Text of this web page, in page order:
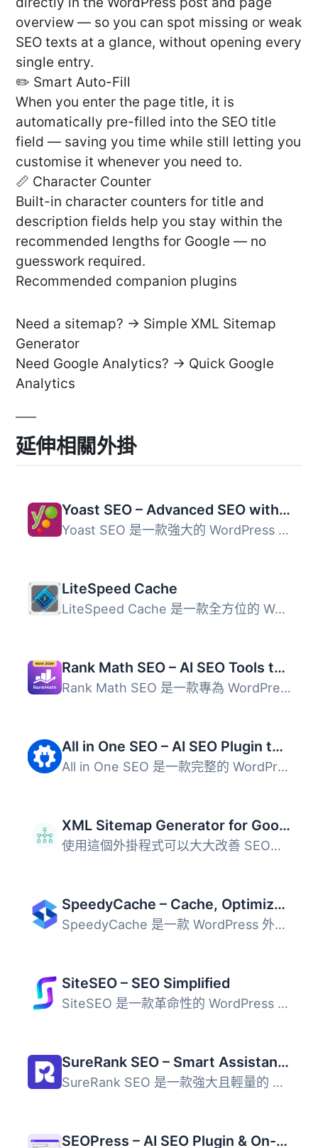
overview — so you can spot missing or weak
SEO texts at a glance, without opening every
single entry.
✏️ Smart Auto-Fill
When you enter the page title, it is
automatically pre-filled into the SEO title
field — saving you time while still letting you
customise it whenever you need to.
📏 Character Counter
Built-in character counters for title and
description fields help you stay within the
recommended lengths for Google — no
guesswork required.
Recommended companion plugins
Need a sitemap? → Simple XML Sitemap
Generator
Need Google Analytics? → Quick Google
Analytics
延伸相關外掛
Yoast SEO – Advanced SEO with real-time guidance and built-in AI
Yoast SEO 是一款強大的 WordPress 外掛，提供即時 SEO 指導...
LiteSpeed Cache
LiteSpeed Cache 是一款全方位的 WordPress 網站加速外掛，提...
Rank Math SEO – AI SEO Tools to Dominate SEO Rankings
Rank Math SEO 是一款專為 WordPress 設計的 AI SEO 外掛，幫...
All in One SEO – AI SEO Plugin to Boost SEO Rankings & Traffic (Schema, Local SEO, Sitemap & SEO Insights)
All in One SEO 是一款完整的 WordPress SEO 外掛，結合 AI ...
XML Sitemap Generator for Google
使用這個外掛程式可以大大改善 SEO，產生特殊的 XML 網站地圖...
SpeedyCache – Cache, Optimization, Performance
SpeedyCache 是一款 WordPress 外掛，透過快取、壓縮及優化網...
SiteSEO – SEO Simplified
SiteSEO 是一款革命性的 WordPress SEO 外掛，能夠與所有佈景...
SureRank SEO – Smart Assistant with Meta Tags, Social Preview, XML Sitemap, and Schema
SureRank SEO 是一款強大且輕量的 SEO 外掛，旨在簡化搜尋引...
SEOPress – AI SEO Plugin & On-site SEO